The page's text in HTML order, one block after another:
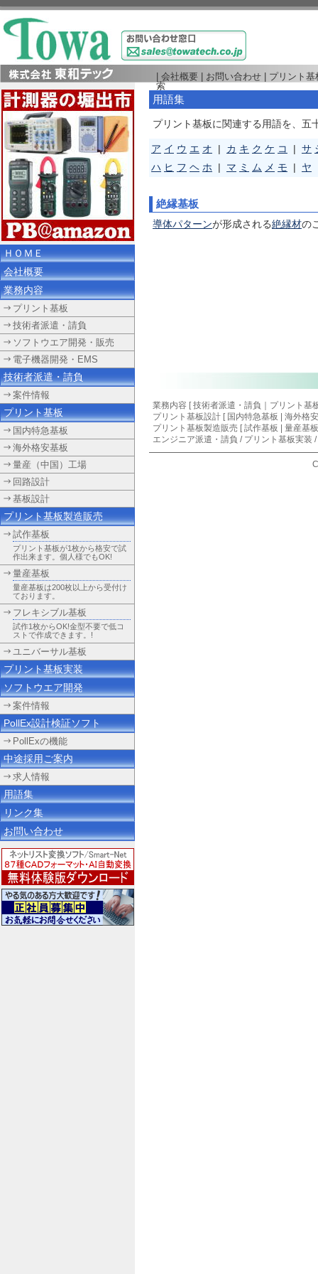
用語集
プリント基板に関連する用語を、五
ア イ ウ エ オ | カ キ ク ケ コ | サ
ハ ヒ フ ヘ ホ | マ ミ ム メ モ | ヤ
絶縁基板
導体パターンが形成される絶縁材の
業務内容 [技術者派遣・請負
プリント基
プリント基板設計 [ 国内特急基板
海外格
プリント基板製造販売 [ 試作基板 | 量産基
エンジニア派遣・請負 / プリント基板実装 /
会社概要 お問い合わせ
プリント
索
ＨＯＭＥ
会社概要
業務内容
プリント基板
技術者派遣・請負
ソフトウエア開発・販売
電子機器開発・EMS
技術者派遣・請負
案件情報
プリント基板
国内特急基板
海外格安基板
量産（中国）工場
回路設計
基板設計
プリント基板製造販売
試作基板
プリント基板が1枚から格安で試
作出来ます。個人様でもOK!
量産基板
量産基板は200枚以上から受付け
ております。
フレキシブル基板
試作1枚からOK!金型不要で低コ
ストで作成できます。!
ユニバーサル基板
プリント基板実装
ソフトウエア開発
案件情報
PollEx設計検証ソフト
PollExの機能
中途採用ご案内
求人情報
用語集
リンク集
お問い合わせ